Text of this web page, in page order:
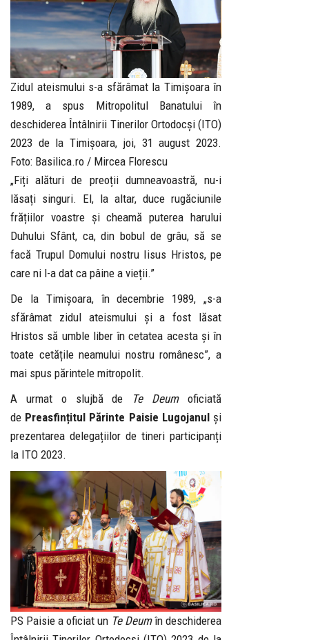
Zidul ateismului s-a sfărâmat la Timișoara în
1989, a spus Mitropolitul Banatului în
deschiderea Întâlnirii Tinerilor Ortodocși (ITO)
2023 de la Timișoara, joi, 31 august 2023.
Foto: Basilica.ro / Mircea Florescu
„Fiți alături de preoții dumneavoastră, nu-i
lăsați singuri. El, la altar, duce rugăciunile
frățiilor voastre și cheamă puterea harului
Duhului Sfânt, ca, din bobul de grâu, să se
facă Trupul Domului nostru Iisus Hristos, pe
care ni l-a dat ca pâine a vieții.”
De la Timișoara, în decembrie 1989, „s-a
sfărâmat zidul ateismului și a fost lăsat
Hristos să umble liber în cetatea acesta și în
toate cetățile neamului nostru românesc”, a
mai spus părintele mitropolit.
A urmat o slujbă de
Te Deumoficiată
de Preasfințitul Părinte Paisie Lugojanulși
prezentarea delegațiilor de tineri participanți
la ITO 2023.
PS Paisie a oficiat un Te Deumîn deschiderea